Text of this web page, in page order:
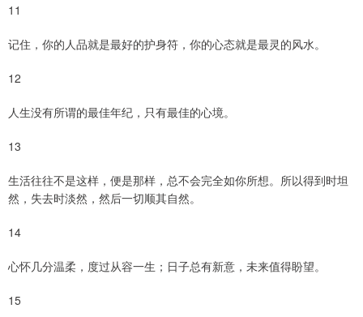
11
记住，你的人品就是最好的护身符，你的心态就是最灵的风水。
12
人生没有所谓的最佳年纪，只有最佳的心境。
13
生活往往不是这样，便是那样，总不会完全如你所想。所以得到时坦
然，失去时淡然，然后一切顺其自然。
14
心怀几分温柔，度过从容一生；日子总有新意，未来值得盼望。
15